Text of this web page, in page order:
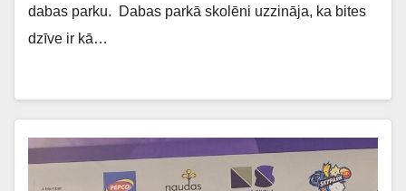
dabas parku. Dabas parkā skolēni uzzināja, ka bites
dzīve ir kā…